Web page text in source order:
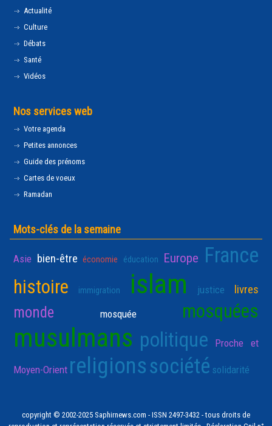
Actualité
Culture
Débats
Santé
Vidéos
Nos services web
Votre agenda
Petites annonces
Guide des prénoms
Cartes de voeux
Ramadan
Mots-clés de la semaine
Asie bien-être économie éducation Europe France
histoire immigration islam justice livres
monde mosquée mosquées
musulmans politique Proche et
Moyen-Orient religionssociété solidarité
copyright © 2002-2025 Saphirnews.com - ISSN 2497-3432 - tous droits de